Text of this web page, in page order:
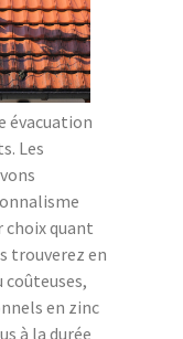
évacuation
Les
choix quant
trouverez en
coûteuses,
en zinc
à la durée